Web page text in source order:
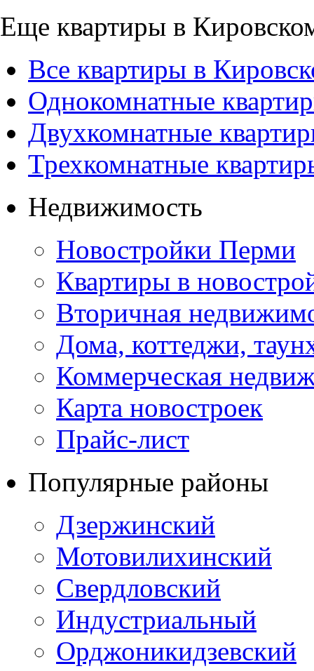
Еще квартиры в
Все квартиры в
Однокомнатные
Двухкомнатные
Трехкомнатные
Недвижимость
Новостройки Перми
Квартиры в
Вторичная
Дома, коттеджи,
Коммерческая
Карта новостроек
Прайс-лист
Популярные районы
Дзержинский
Мотовилихинский
Свердловский
Индустриальный
Орджоникидзевский